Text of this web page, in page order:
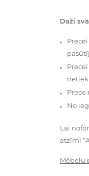
Daži
Prece
No
Lai
atzīmi
Mēbeļu